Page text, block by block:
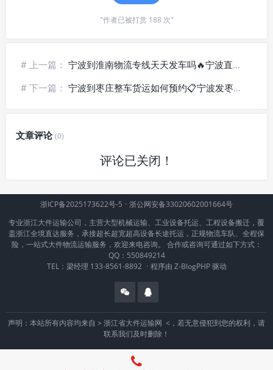
"作者已被打赏 188 次"
# 上一篇： 宁波到淮南物流专线天天发车吗🔥宁波直达淮南货运_高效干线运输
# 下一篇： 宁波到枣庄整车货运如何预约📋宁波发枣庄货运公司_定制包车方案
文章评论(0)
评论已关闭！
浙ICP备2025173622号-5 · 浙公网安备33020602001664号
专业浙江大件运输公司，主营大型机械运输、工业设备托运、工程设备搬迁，覆
盖浙江全境直达服务，承接超长超宽超高设备长途托运，正规物流车队、全程保
险，一站式大件物流运输服务，欢迎来电咨询。 合作或咨询可通过如下方式：
QQ：550849214
TEL：梁经理 133-8561-8892 · 程序由 Z-BlogPHP驱动
声明：本站所有内容均来自 > 浙江省大件运输网 <，若无意侵犯到您的权利，请
联系我们及时删除！